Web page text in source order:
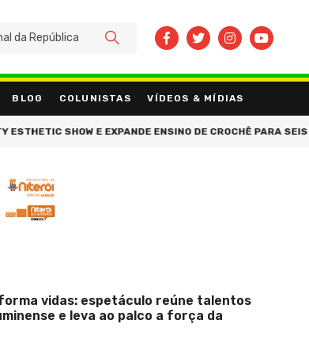
BLOG COLUNISTAS VÍDEOS & MÍDIAS
E EXPANDE ENSINO DE CROCHÊ PARA SEIS PAÍSES
BUSCAR
vidas: espetáculo reúne talentos
e leva ao palco a força da